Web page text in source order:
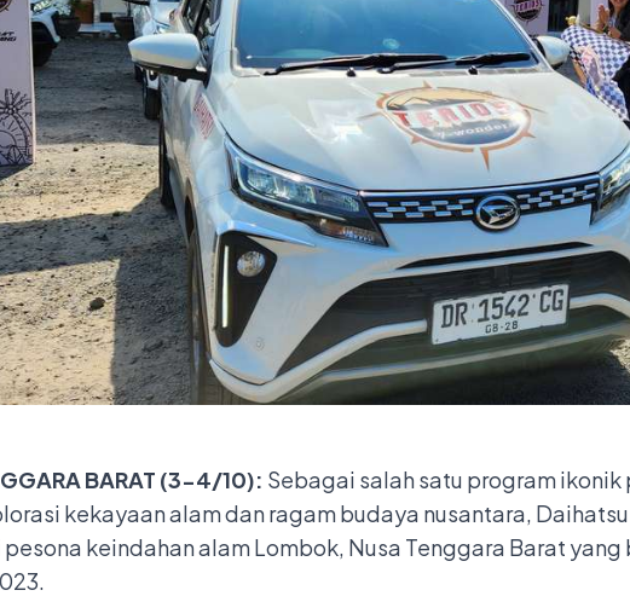
BARAT (3-4/10): Sebagai salah satu program
kekayaan alam dan ragam budaya nusantara,
keindahan alam Lombok, Nusa Tenggara Barat yang